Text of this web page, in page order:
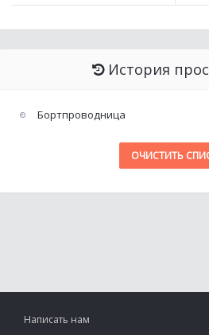
История
Бортпроводница
ОЧИСТИТЬ
Написать нам